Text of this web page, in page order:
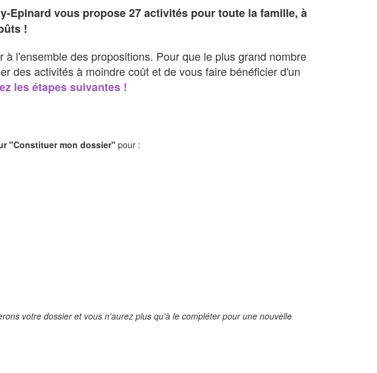
Epinard vous propose 27 activités pour toute la famille, à
!
l'ensemble des propositions. Pour que le plus grand nombre
des activités à moindre coût et de vous faire bénéficier d'un
les étapes suivantes !
"Constituer mon dossier" pour :
votre dossier et vous n'aurez plus qu'à le compléter pour une nouvelle